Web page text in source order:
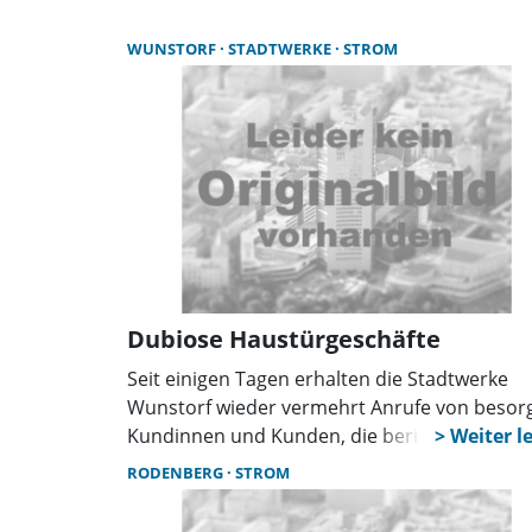
rechtzeitig angekündigt.
WUNSTORF STADTWERKE STROM
Dubiose Haustürgeschäfte
Seit einigen Tagen erhalten die Stadtwerke
Wunstorf wieder vermehrt Anrufe von
Kundinnen und Kunden, die berichten, dass
ihnen an der Haustür neue
angeboten wurden. Dabei werden
Stromliefervertragsdaten und
RODENBERG STROM